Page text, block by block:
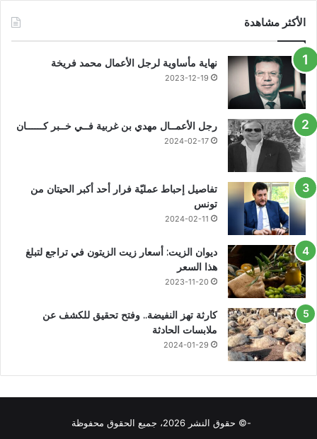
الأكثر مشاهدة
نهاية مأساوية لرجل الأعمال محمد فريخة
2023-12-19
رجل الأعمــال مهدي بن غربية فــي خــبر كــــــان
2024-02-17
تفاصيل إحباط عمليّة فرار أحد أكبر الحيتان من
تونس
2024-02-11
ديوان الزيت: أسعار زيت الزيتون في تراجع لتبلغ
هذا السعر
2023-11-20
كارثة تهز النفيضة.. وفتح تحقيق للكشف عن
ملابسات الحادثة
2024-01-29
-© حقوق النشر 2026، جميع الحقوق محفوظة